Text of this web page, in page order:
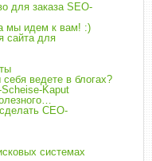
для заказа SEO-
мы идем к вам! :)
сайта для
ведете в блогах?
Kaput
СЕО-
системах